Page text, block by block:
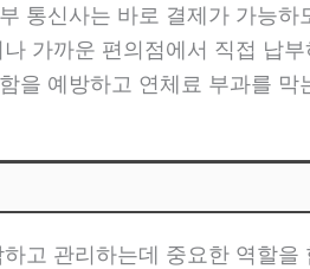
통신사는 바로 결제가 가능
가까운 편의점에서 직접 납
을 예방하고 연체료 부과를 막
고 관리하는데 중요한 역할